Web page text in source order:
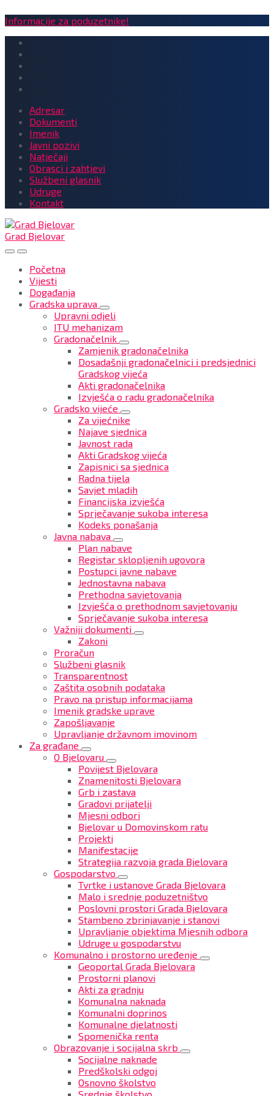
Informacije za poduzetnike!
Adresar
Dokumenti
Imenik
Javni pozivi
Natječaji
Obrasci i zahtjevi
Službeni glasnik
Udruge
Kontakt
Grad Bjelovar
Početna
Vijesti
Događanja
Gradska uprava
Upravni odjeli
ITU mehanizam
Gradonačelnik
Zamjenik gradonačelnika
Dosadašnji gradonačelnici i predsjednici
Gradskog vijeća
Akti gradonačelnika
Izvješća o radu gradonačelnika
Gradsko vijeće
Za vijećnike
Najave sjednica
Javnost rada
Akti Gradskog vijeća
Zapisnici sa sjednica
Radna tijela
Savjet mladih
Financijska izvješća
Sprječavanje sukoba interesa
Kodeks ponašanja
Javna nabava
Plan nabave
Registar sklopljenih ugovora
Postupci javne nabave
Jednostavna nabava
Prethodna savjetovanja
Izvješća o prethodnom savjetovanju
Sprječavanje sukoba interesa
Važniji dokumenti
Zakoni
Proračun
Službeni glasnik
Transparentnost
Zaštita osobnih podataka
Pravo na pristup informacijama
Imenik gradske uprave
Zapošljavanje
Upravljanje državnom imovinom
Za građane
O Bjelovaru
Povijest Bjelovara
Znamenitosti Bjelovara
Grb i zastava
Gradovi prijatelji
Mjesni odbori
Bjelovar u Domovinskom ratu
Projekti
Manifestacije
Strategija razvoja grada Bjelovara
Gospodarstvo
Tvrtke i ustanove Grada Bjelovara
Malo i srednje poduzetništvo
Poslovni prostori Grada Bjelovara
Stambeno zbrinjavanje i stanovi
Upravljanje objektima Mjesnih odbora
Udruge u gospodarstvu
Komunalno i prostorno uređenje
Geoportal Grada Bjelovara
Prostorni planovi
Akti za gradnju
Komunalna naknada
Komunalni doprinos
Komunalne djelatnosti
Spomenička renta
Obrazovanje i socijalna skrb
Socijalne naknade
Predškolski odgoj
Osnovno školstvo